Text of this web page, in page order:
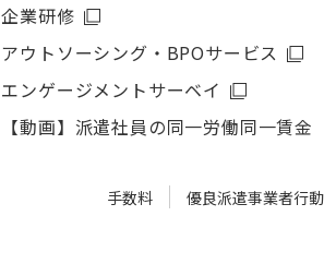
企業研修
アウトソーシング・ BPOサービス
エンゲージメントサーベイ
【動画】派遣社員の同一労働同一賃金
手数料 優良派遣事業者行